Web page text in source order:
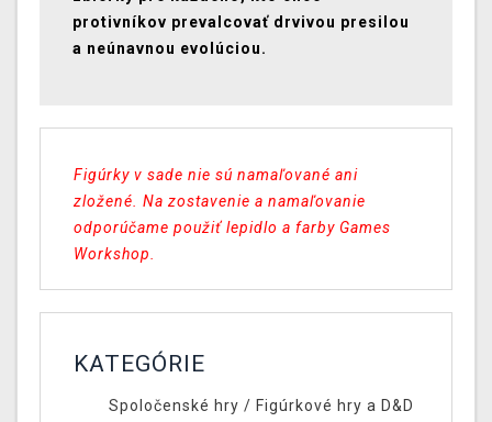
protivníkov prevalcovať drvivou presilou
a neúnavnou evolúciou.
Figúrky v sade nie sú namaľované ani
zložené. Na zostavenie a namaľovanie
odporúčame použiť lepidlo a farby Games
Workshop.
KATEGÓRIE
Spoločenské hry / Figúrkové hry a D&D